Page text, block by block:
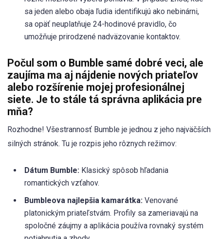
sa jeden alebo obaja ľudia identifikujú ako nebinárni,
sa opäť neuplatňuje 24-hodinové pravidlo, čo
umožňuje prirodzené nadväzovanie kontaktov.
Počul som o Bumble samé dobré veci, ale
zaujíma ma aj nájdenie nových priateľov
alebo rozšírenie mojej profesionálnej
siete. Je to stále tá správna aplikácia pre
mňa?
Rozhodne! Všestrannosť Bumble je jednou z jeho najväčších
silných stránok. Tu je rozpis jeho rôznych režimov:
Dátum Bumble: Klasický spôsob hľadania
romantických vzťahov.
Bumbleova najlepšia kamarátka: Venované
platonickým priateľstvám. Profily sa zameriavajú na
spoločné záujmy a aplikácia používa rovnaký systém